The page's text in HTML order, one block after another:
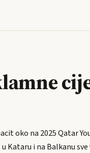
oko na 2025 Qatar
Kataru i na Balkanu